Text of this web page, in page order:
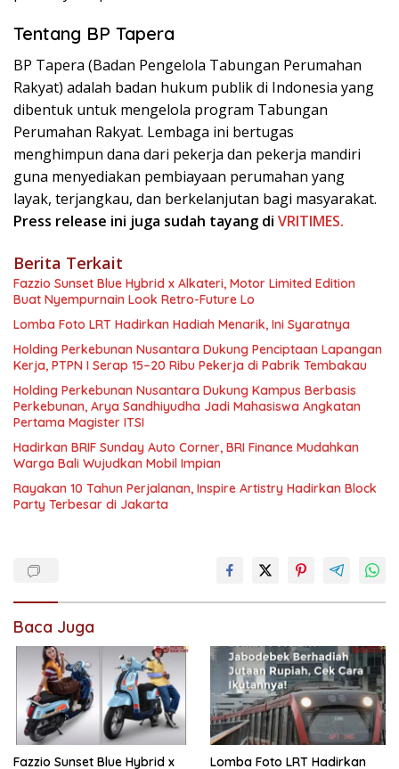
Tentang BP Tapera
BP Tapera (Badan Pengelola Tabungan Perumahan
Rakyat) adalah badan hukum publik di Indonesia yang
dibentuk untuk mengelola program Tabungan
Perumahan Rakyat. Lembaga ini bertugas
menghimpun dana dari pekerja dan pekerja mandiri
guna menyediakan pembiayaan perumahan yang
layak, terjangkau, dan berkelanjutan bagi masyarakat.
Press release ini juga sudah tayang di VRITIMES.
Berita Terkait
Fazzio Sunset Blue Hybrid x Alkateri, Motor Limited Edition
Buat Nyempurnain Look Retro-Future Lo
Lomba Foto LRT Hadirkan Hadiah Menarik, Ini Syaratnya
Holding Perkebunan Nusantara Dukung Penciptaan Lapangan
Kerja, PTPN I Serap 15–20 Ribu Pekerja di Pabrik Tembakau
Holding Perkebunan Nusantara Dukung Kampus Berbasis
Perkebunan, Arya Sandhiyudha Jadi Mahasiswa Angkatan
Pertama Magister ITSI
Hadirkan BRIF Sunday Auto Corner, BRI Finance Mudahkan
Warga Bali Wujudkan Mobil Impian
Rayakan 10 Tahun Perjalanan, Inspire Artistry Hadirkan Block
Party Terbesar di Jakarta
Baca Juga
Fazzio Sunset Blue Hybrid x
Lomba Foto LRT Hadirkan